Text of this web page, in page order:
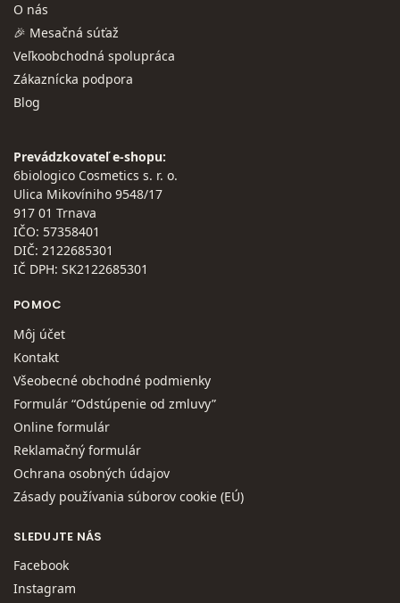
O nás
🎉 Mesačná súťaž
Veľkoobchodná spolupráca
Zákaznícka podpora
Blog
Prevádzkovateľ e-shopu:
6biologico Cosmetics s. r. o.
Ulica Mikovíniho 9548/17
917 01 Trnava
IČO: 57358401
DIČ: 2122685301
IČ DPH: SK2122685301
POMOC
Môj účet
Kontakt
Všeobecné obchodné podmienky
Formulár “Odstúpenie od zmluvy”
Online formulár
Reklamačný formulár
Ochrana osobných údajov
Zásady používania súborov cookie (EÚ)
SLEDUJTE NÁS
Facebook
Instagram